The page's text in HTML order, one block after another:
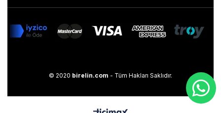
© 2020 birelin.com - Tüm Hakları Saklıdır.